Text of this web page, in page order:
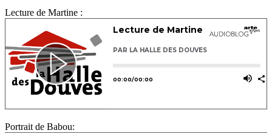
Lecture de Martine :
Portrait de Babou: